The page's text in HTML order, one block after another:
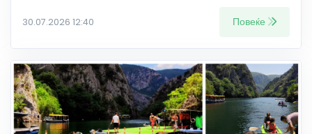
30.07.2026 12:40 Повеќе